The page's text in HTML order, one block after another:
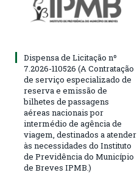
Dispensa de Licitação nº
7.2026-110526 (A Contratação
de serviço especializado de
reserva e emissão de
bilhetes de passagens
aéreas nacionais por
intermédio de agência de
viagem, destinados a atender
às necessidades do Instituto
de Previdência do Município
de Breves IPMB.)